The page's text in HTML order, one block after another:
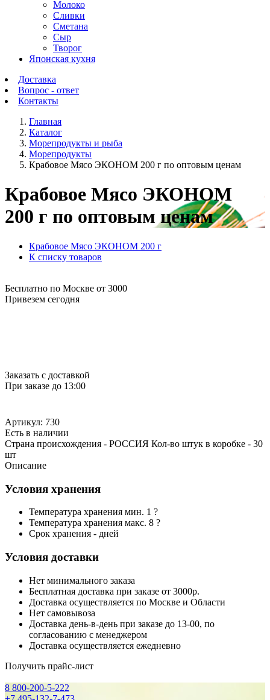
Молоко
Сливки
Сметана
Сыр
Творог
Японская кухня
Доставка
Вопрос - ответ
Контакты
Главная
Каталог
Морепродукты и рыба
Морепродукты
Крабовое Мясо ЭКОНОМ 200 г по оптовым ценам
Крабовое Мясо ЭКОНОМ
200 г по оптовым ценам
Крабовое Мясо ЭКОНОМ 200 г
К списку товаров
Бесплатно по Москве от 3000
Привезем сегодня
Заказать с доставкой
При заказе до 13:00
Артикул: 730
Есть в наличии
Страна происхождения - РОССИЯ Кол-во штук в коробке - 30
шт
Описание
Условия хранения
Температура хранения мин. 1 ?
Температура хранения макс. 8 ?
Срок хранения - дней
Условия доставки
Нет минимального заказа
Бесплатная доставка при заказе от 3000р.
Доставка осуществляется по Москве и Области
Нет самовывоза
Доставка день-в-день при заказе до 13-00, по
согласованию с менеджером
Доставка осуществляется ежедневно
Получить прайс-лист
8 800-200-5-222